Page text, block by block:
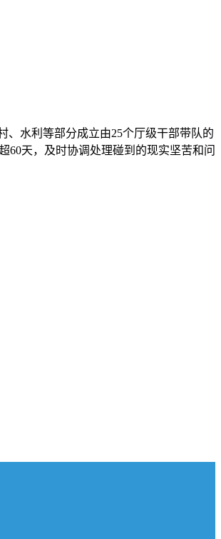
、水利等部分成立由25个厅级干部带队的
60天，及时协调处理碰到的现实坚苦和问